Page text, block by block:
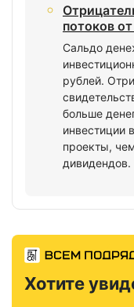
потоков
Сальдо
рублей.
больше
инвестиции
проекты,
дивидендов.
Хотите